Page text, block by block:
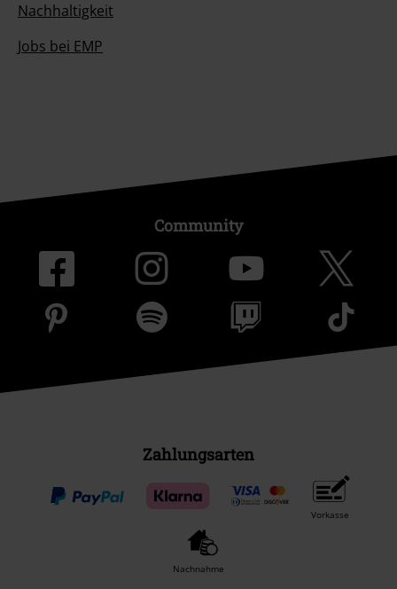
Nachhaltigkeit
Jobs bei EMP
Community
Zahlungsarten
Vorkasse
Nachnahme